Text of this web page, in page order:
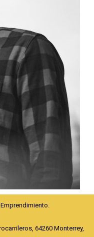
64260 Monterrey,